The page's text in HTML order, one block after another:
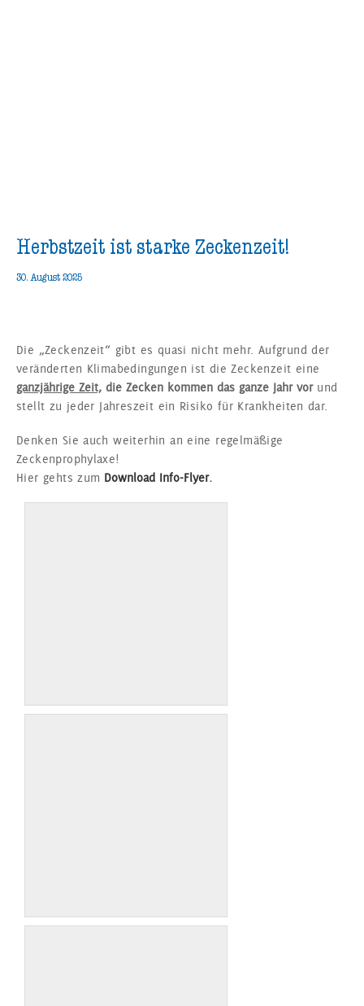
Herbstzeit ist starke Zeckenzeit!
30. August 2025
Die „Zeckenzeit“ gibt es quasi nicht mehr. Aufgrund der
veränderten Klimabedingungen ist die Zeckenzeit eine
ganzjährige Zeit, die Zecken kommen das ganze Jahr vorund
stellt zu jeder Jahreszeit ein Risiko für Krankheiten dar.
Denken Sie auch weiterhin an eine regelmäßige
Zeckenprophylaxe!
Hier gehts zum Download Info-Flyer.